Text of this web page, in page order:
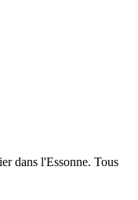
dans l'Essonne. Tous